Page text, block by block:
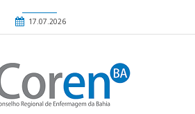
17.07.2026